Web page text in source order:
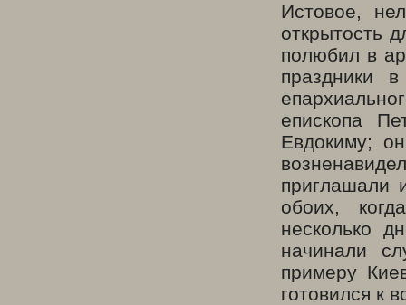
Истовое,
открытость
полюбил в
праздники
епископа
Евдокиму;
приглашали
обоих,
несколько
начинали
примеру
готовился к